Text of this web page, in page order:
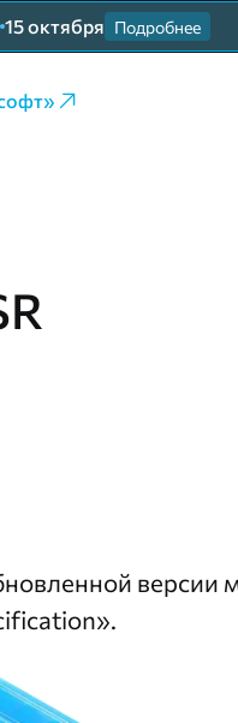
15 октября Подробнее
версии
.